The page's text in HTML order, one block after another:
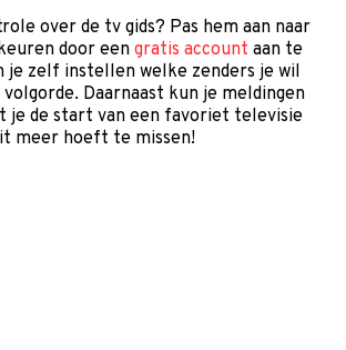
over de tv gids? Pas hem aan naar
door een gratis account aan te
je zelf instellen welke zenders je wil
Daarnaast kun je meldingen
je de start van een favoriet televisie
meer hoeft te missen!